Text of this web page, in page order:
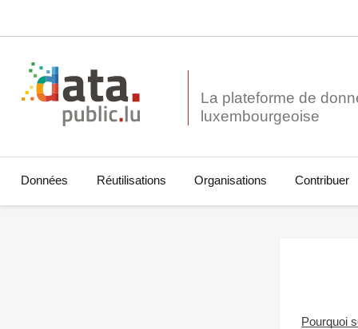
La plateforme de
Données Réutilisations Organisations Contribuer
Pourquoi